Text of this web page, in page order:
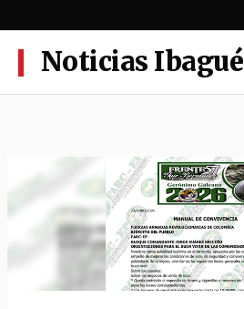
al
contenidoNoticias Ibagué